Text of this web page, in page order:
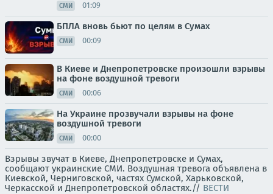
СМИ 01:09
БПЛА вновь бьют по целям в Сумах
СМИ 00:09
В Киеве и Днепропетровске произошли взрывы
на фоне воздушной тревоги
СМИ 00:06
На Украине прозвучали взрывы на фоне
воздушной тревоги
СМИ 00:00
Взрывы звучат в Киеве, Днепропетровске и Сумах,
сообщают украинские СМИ. Воздушная тревога объявлена в
Киевской, Черниговской, частях Сумской, Харьковской,
Черкасской и Днепропетровской областях.// ВЕСТИ